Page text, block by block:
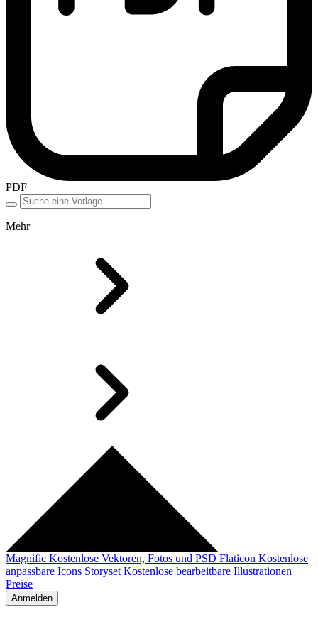
PDF
Mehr
Magnific Kostenlose Vektoren, Fotos und PSD Flaticon Kostenlose
anpassbare Icons Storyset Kostenlose bearbeitbare Illustrationen
Preise
Anmelden